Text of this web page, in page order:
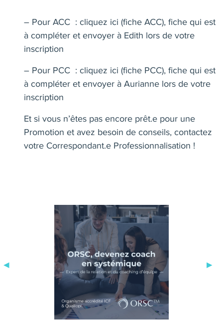
– Pour ACC : cliquez ici (fiche ACC), fiche qui est
à compléter et envoyer à Edith lors de votre
inscription
– Pour PCC : cliquez ici (fiche PCC), fiche qui est
à compléter et envoyer à Aurianne lors de votre
inscription
Et si vous n’êtes pas encore prêt.e pour une
Promotion et avez besoin de conseils, contactez
votre Correspondant.e Professionnalisation !